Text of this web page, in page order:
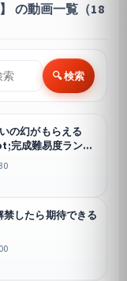
の動画一覧（18
🔍 検索
の幻がもらえる
完成難易度ランキ
禁したら期待できる